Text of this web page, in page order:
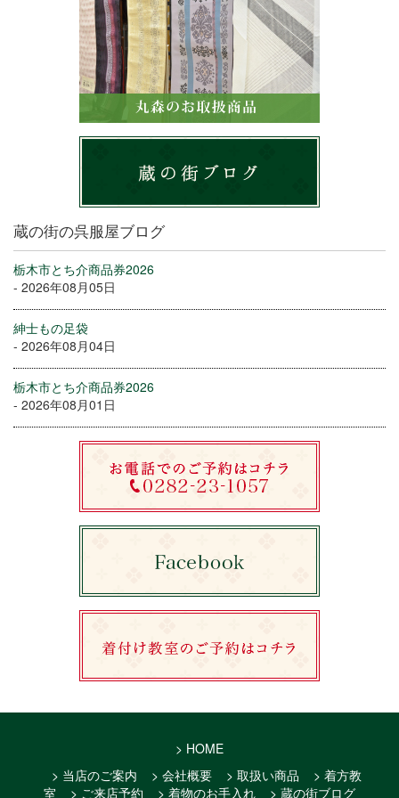
蔵の街の呉服屋ブログ
栃木市とち介商品券2026
- 2026年08月05日
紳士もの足袋
- 2026年08月04日
栃木市とち介商品券2026
- 2026年08月01日
> HOME
> 当店のご案内
> 会社概要 > 取扱い商品
> 着方教
室
> ご来店予約 > 着物のお手入れ > 蔵の街ブログ